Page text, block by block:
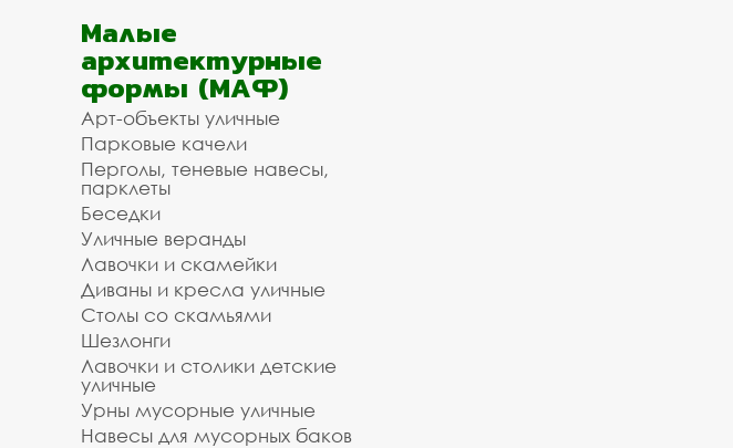
Малые
архитектурные
формы (МАФ)
Арт-объекты уличные
Парковые качели
Перголы, теневые навесы,
парклеты
Беседки
Уличные веранды
Лавочки и скамейки
Диваны и кресла уличные
Столы со скамьями
Шезлонги
Лавочки и столики детские
уличные
Урны мусорные уличные
Навесы для мусорных баков